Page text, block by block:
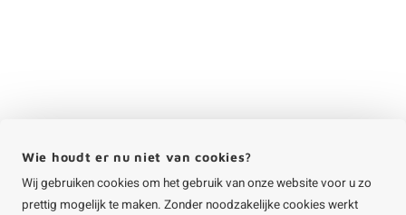
Wie houdt er nu niet van cookies?
Wij gebruiken cookies om het gebruik van onze website voor u zo
prettig mogelijk te maken. Zonder noodzakelijke cookies werkt